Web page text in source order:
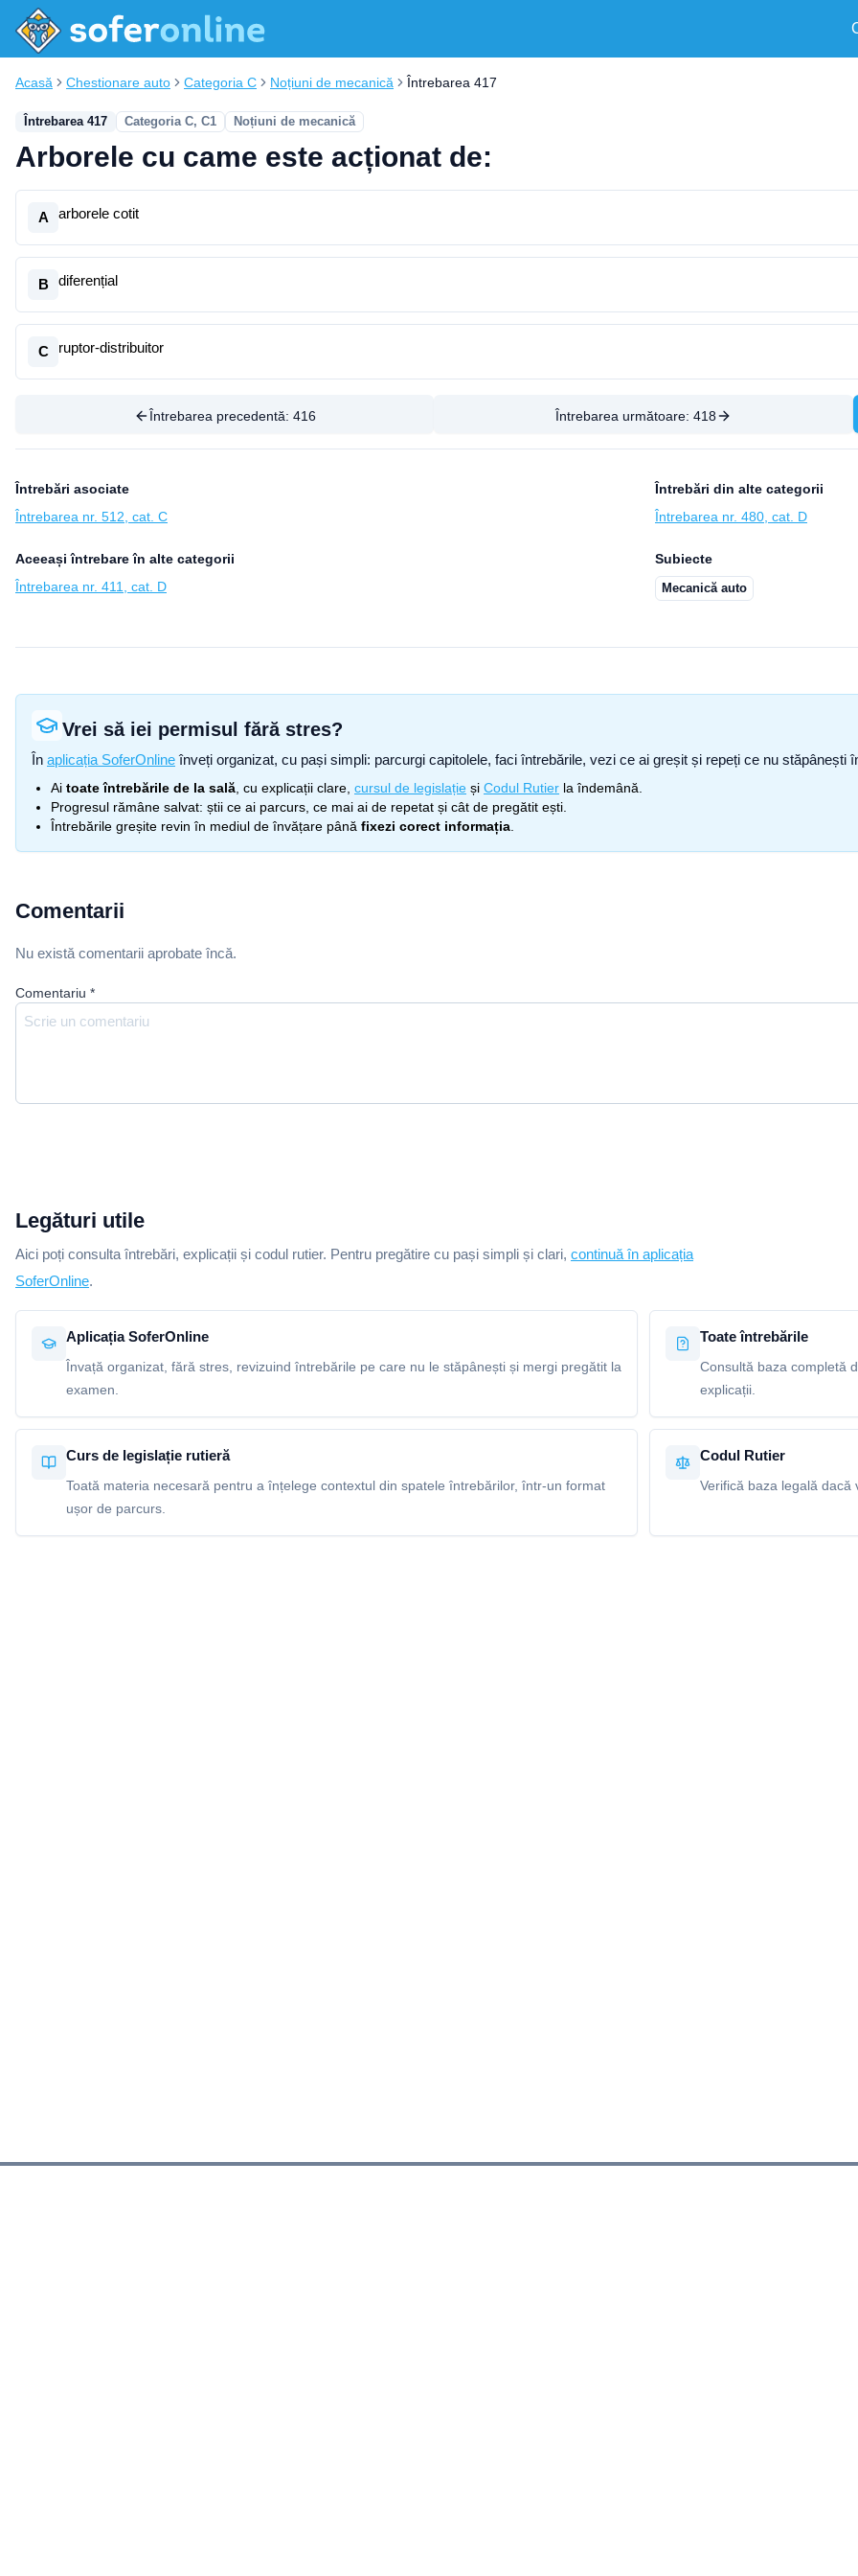
Acasă Chestionare auto Categoria C Noțiuni de mecanică Întrebarea 417
Întrebarea 417 Categoria C, C1 Noțiuni de mecanică
Arborele cu came este acționat de:
A arborele cotit
B diferențial
C ruptor-distribuitor
Întrebarea precedentă: 416 Întrebarea următoare: 418
Întrebări asociate
Întrebarea nr. 512, cat. C
Întrebări din alte categorii
Întrebarea nr. 480, cat. D
Aceeași întrebare în alte categorii
Întrebarea nr. 411, cat. D
Subiecte
Mecanică auto
Vrei să iei permisul fără stres?
În aplicația SoferOnline înveți organizat, cu pași simpli: parcurgi capitolele, faci întrebările, vezi ce ai greșit și repeți ce nu
Ai toate întrebările de la sală , cu explicații clare, cursul de legislație și Codul Rutier la îndemână.
Progresul rămâne salvat: știi ce ai parcurs, ce mai ai de repetat și cât de pregătit ești.
Întrebările greșite revin în mediul de învățare până fixezi corect informația
Comentarii
Nu există comentarii aprobate încă.
Comentariu *
Legături utile
Aici poți consulta întrebări, explicații și codul rutier. Pentru pregătire cu pași simpli și clari, continuă în aplicația
SoferOnline.
Aplicația SoferOnline
Învață organizat, fără stres, revizuind întrebările pe care nu le stăpânești și mergi pregătit la
examen.
Toate întrebările
Consultă baza completă
explicații.
Curs de legislație rutieră
Toată materia necesară pentru a înțelege contextul din spatele întrebărilor, într-un format
ușor de parcurs.
Codul Rutier
Verifică baza legală dacă